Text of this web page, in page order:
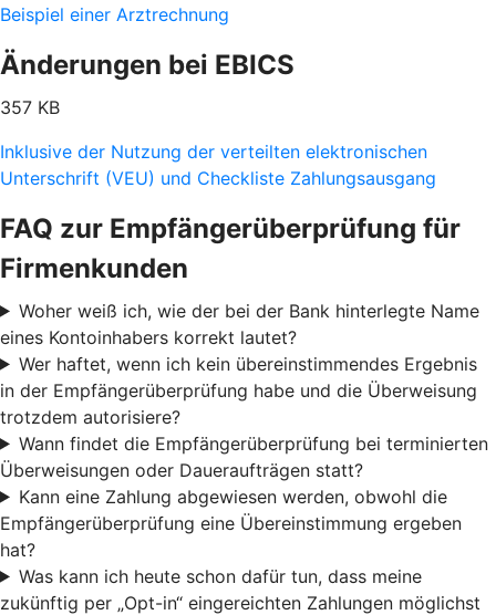
Beispiel einer Arztrechnung
Änderungen bei EBICS
357 KB
Inklusive der Nutzung der verteilten elektronischen
Unterschrift (VEU) und Checkliste Zahlungsausgang
FAQ zur Empfängerüberprüfung für
Firmenkunden
Woher weiß ich, wie der bei der Bank hinterlegte Name
eines Kontoinhabers korrekt lautet?
Wer haftet, wenn ich kein übereinstimmendes Ergebnis
in der Empfängerüberprüfung habe und die Überweisung
trotzdem autorisiere?
Wann findet die Empfängerüberprüfung bei terminierten
Überweisungen oder Daueraufträgen statt?
Kann eine Zahlung abgewiesen werden, obwohl die
Empfängerüberprüfung eine Übereinstimmung ergeben
hat?
Was kann ich heute schon dafür tun, dass meine
zukünftig per „Opt-in“ eingereichten Zahlungen möglichst